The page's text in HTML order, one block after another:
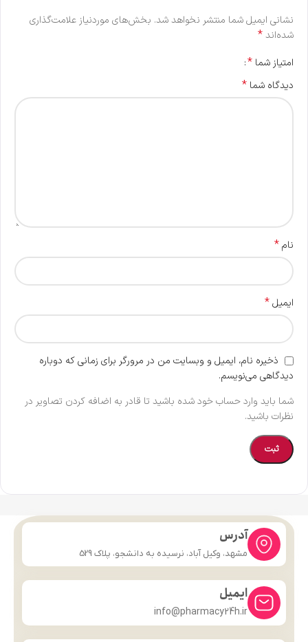
نشانی ایمیل شما منتشر نخواهد شد. بخش‌های موردنیاز علامت‌گذاری
شده‌اند*
امتیاز شما *
دیدگاه شما *
نام*
ایمیل*
ذخیره نام، ایمیل و وبسایت من در مرورگر برای زمانی که دوباره
دیدگاهی می‌نویسم.
شما باید وارد حساب خود شده باشید تا قادر به اضافه کردن تصاویر در
نظرات باشید.
آدرس
مشهد، وکیل آباد، نرسیده به دانشجو، پلاک 529
ایمیل
info@pharmacy24h.ir